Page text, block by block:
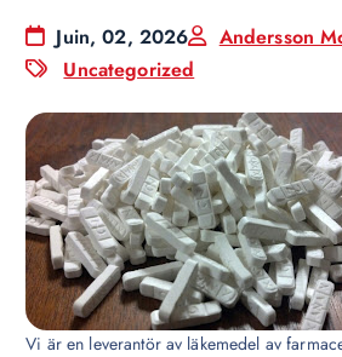
Juin, 02, 2026
Andersson
Uncategorized
Vi är en leverantör av läkemedel av